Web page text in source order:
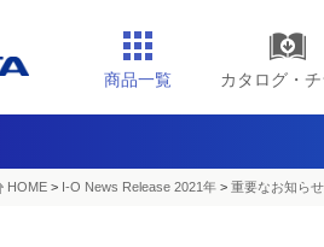
商品一覧 カタログ・
HOME > I-O News Release 2021年 > 重要なお知ら